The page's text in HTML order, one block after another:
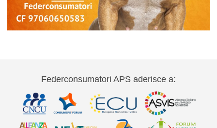
Federconsumatori APS aderisce a: